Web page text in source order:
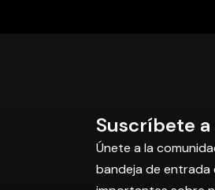
Suscríbete
Únete a la
bandeja de entrada